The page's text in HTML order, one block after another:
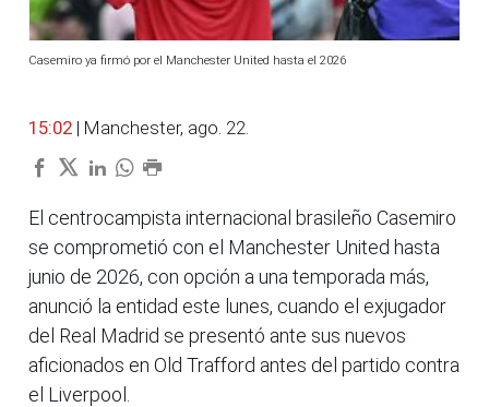
Casemiro ya firmó por el Manchester United hasta el 2026
15:02 | Manchester, ago. 22.
El centrocampista internacional brasileño Casemiro
se comprometió con el Manchester United hasta
junio de 2026, con opción a una temporada más,
anunció la entidad este lunes, cuando el exjugador
del Real Madrid se presentó ante sus nuevos
aficionados en Old Trafford antes del partido contra
el Liverpool.